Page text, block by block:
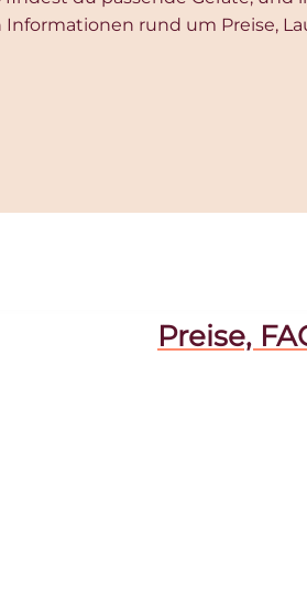
rund um Preise,
Preise,